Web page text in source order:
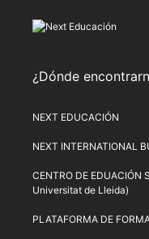
¿Dónde
NEXT EDUCACIÓN
NEXT INTERNATIONAL
CENTRO DE EDUACIÓN
Universitat de Lleida)
PLATAFORMA DE